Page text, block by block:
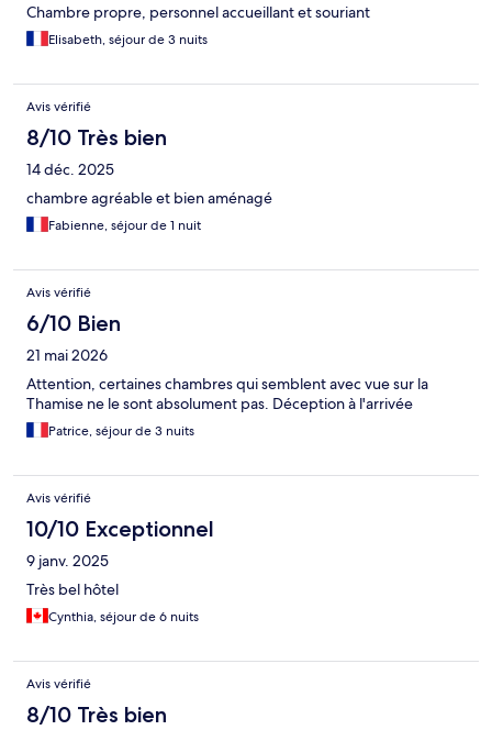
Chambre propre, personnel accueillant et souriant
Elisabeth, séjour de 3 nuits
Avis vérifié
8/10 Très bien
14 déc. 2025
chambre agréable et bien aménagé
Fabienne, séjour de 1 nuit
Avis vérifié
6/10 Bien
21 mai 2026
Attention, certaines chambres qui semblent avec vue sur la
Thamise ne le sont absolument pas. Déception à l'arrivée
Patrice, séjour de 3 nuits
Avis vérifié
10/10 Exceptionnel
9 janv. 2025
Très bel hôtel
Cynthia, séjour de 6 nuits
Avis vérifié
8/10 Très bien